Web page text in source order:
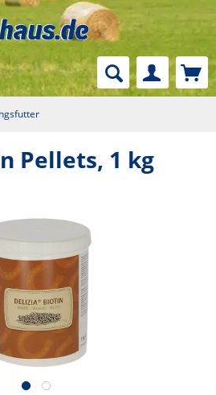
Pellets, 1 kg